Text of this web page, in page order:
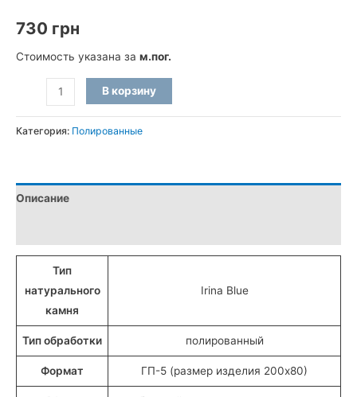
730 грн
Стоимость указана за м.пог.
Количество
товара
Бордюры
из
лабрадорита
Blue»
см)
В корзину
Категория: Полированные
Описание
Тип
натурального
камня
Irina Blue
Тип обработки полированный
Формат ГП-5 (размер изделия 200х80)